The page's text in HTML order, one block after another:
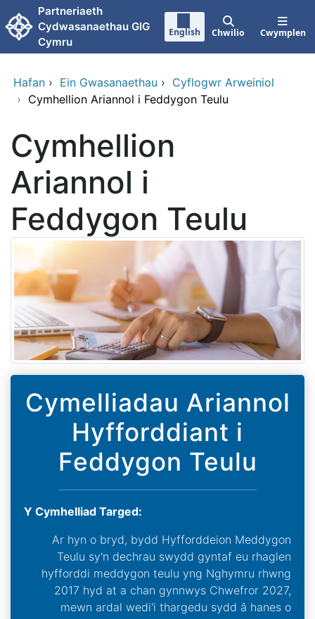
Neidio i'r prif gynnwy
Partneriaeth
Cydwasanaethau GIG
Cymru
English Chwilio Cwymplen
Hafan › Ein Gwasanaethau › Cyflogwr Arweiniol
› Cymhellion Ariannol i Feddygon Teulu
Cymhellion
Ariannol i
Feddygon Teulu
Cymelliadau Ariannol
Hyfforddiant i
Feddygon Teulu
Y Cymhelliad Targed:
Ar hyn o bryd, bydd Hyfforddeion Meddygon
Teulu sy'n dechrau swydd gyntaf eu rhaglen
hyfforddi meddygon teulu yng Nghymru rhwng
2017 hyd at a chan gynnwys Chwefror 2027,
mewn ardal wedi'i thargedu sydd â hanes o